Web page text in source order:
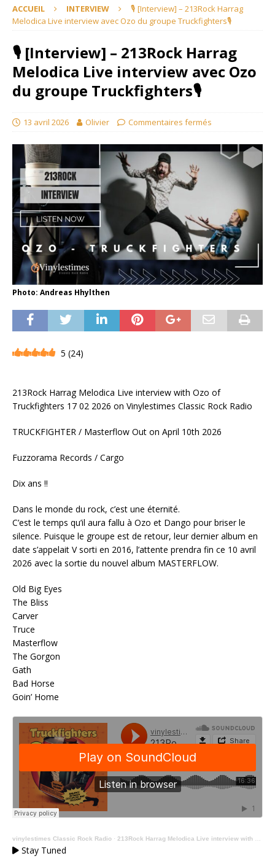
ACCUEIL INTERVIEW
🎙 [Interview] – 213Rock Harrag
Melodica Live interview avec Ozo du groupe Truckfighters🎙
🎙 [Interview] – 213Rock Harrag
Melodica Live interview avec Ozo
du groupe Truckfighters🎙
13 avril 2026 Olivier Commentaires fermés
Photo: Andreas Hhylthen
5 (24)
213Rock Harrag Melodica Live interview with Ozo of
Truckfighters 17 02 2026 on Vinylestimes Classic Rock Radio
TRUCKFIGHTER / Masterflow Out on April 10th 2026
Fuzzorama Records / Cargo
Dix ans !!
Dans le monde du rock, c’est une éternité.
C’est le temps qu’il aura fallu à Ozo et Dango pour briser le
silence. Puisque le groupe est de retour, leur dernier album en
date s’appelait V sorti en 2016, l’attente prendra fin ce 10 avril
2026 avec la sortie du nouvel album MASTERFLOW.
Old Big Eyes
The Bliss
Carver
Truce
Masterflow
The Gorgon
Gath
Bad Horse
Goin’ Home
vinylestimes Classic Rock Radio · 213Rock Harrag Melodica Live interview with Ozo of Truckfighters 17 02 2026 on Vinylestimes Classic Rock Radio
Stay Tuned